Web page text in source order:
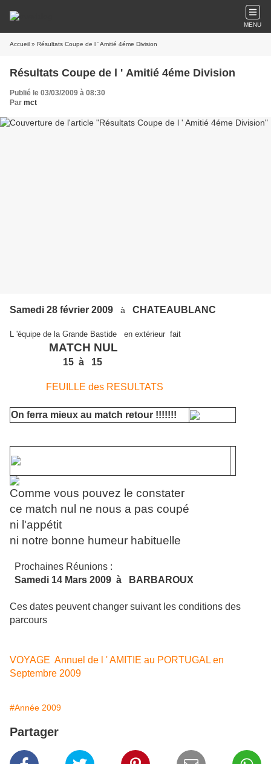
MENU
Accueil » Résultats Coupe de l ' Amitié 4éme Division
Résultats Coupe de l ' Amitié 4éme Division
Publié le 03/03/2009 à 08:30
Par mct
Samedi 28 février 2009 à CHATEAUBLANC
L 'équipe de la Grande Bastide en extérieur fait
MATCH NUL
15 à 15
FEUILLE des RESULTATS
On ferra mieux au match retour !!!!!!!
Comme vous pouvez le constater
ce match nul ne nous a pas coupé
ni l'appétit
ni notre bonne humeur habituelle
Prochaines Réunions :
Samedi 14 Mars 2009 à BARBAROUX
Ces dates peuvent changer suivant les conditions des
parcours
VOYAGE Annuel de l ' AMITIE au PORTUGAL en
Septembre 2009
#Année 2009
Partager